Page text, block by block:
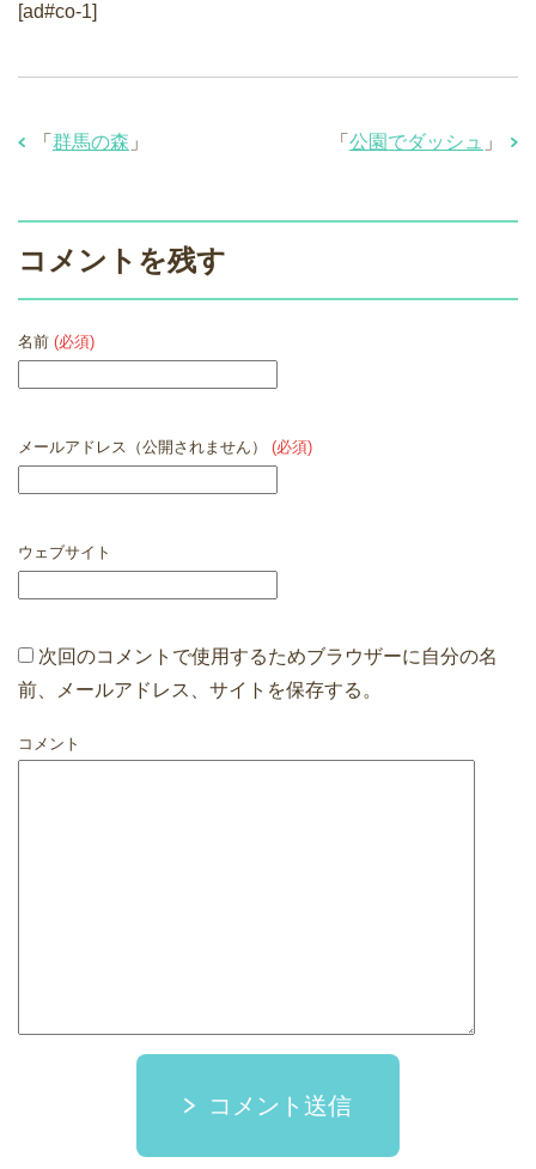
[ad#co-1]
「 公園でダッシュ 」
「 群馬の森 」
コメントを残す
名前 (必須)
メールアドレス（公開されません） (必須)
ウェブサイト
次回のコメントで使用するためブラウザーに自分の名
前、メールアドレス、サイトを保存する。
コメント
コメント送信